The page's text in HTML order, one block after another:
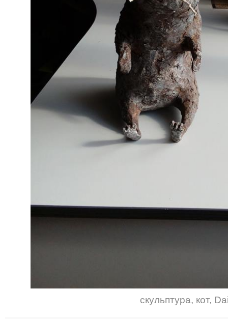
скульптура, кот,